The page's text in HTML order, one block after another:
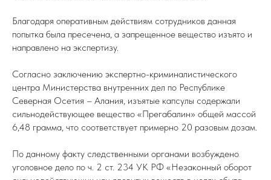
Благодаря оперативным действиям сотрудников данная
попытка была пресечена, а запрещенное вещество изъято и
направлено на экспертизу.
Согласно заключению экспертно-криминалистического
центра Министерства внутренних дел по Республике
Северная Осетия – Алания, изъятые капсулы содержали
сильнодействующее вещество «Прегабалин» общей массой
6,48 грамма, что соответствует примерно 20 разовым дозам.
По данному факту следственными органами возбуждено
уголовное дело по ч. 2 ст. 234 УК РФ «Незаконный оборот